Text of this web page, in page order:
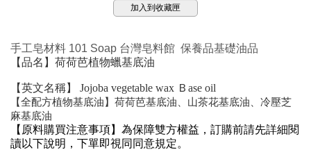
加入到收藏匣
手工皂材料 101 Soap 台灣皂料館 保養品基礎油品
【品名】 荷荷芭植物蠟基底油
【英文名稱】 Jojoba vegetable wax Ｂase oil
【全配方植物基底油】荷荷芭基底油、山茶花基底油、冷壓芝
麻基底油
【原料購買注意事項】為保障雙方權益，訂購前請先詳細閱
讀以下說明，下單即視同同意規定。